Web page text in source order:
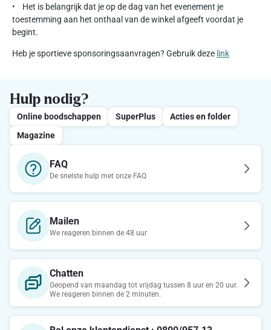
• Het is belangrijk dat je op de dag van het evenement je
toestemming aan het onthaal van de winkel afgeeft voordat je
begint.
Heb je sportieve sponsoringsaanvragen? Gebruik deze link
Hulp nodig?
Online boodschappen SuperPlus
Acties en folder
Magazine
FAQ
De snelste hulp met onze FAQ
Mailen
We reageren binnen de 48 uur
Chatten
Geopend van maandag tot vrijdag tussen 8 uur en 20 uur.
We reageren binnen de 2 minuten.